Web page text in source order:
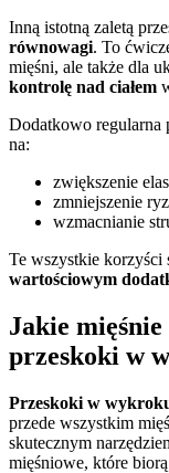
Inną istotną zaletą
równowagi. To
mięśni, ale także dla
kontrolę nad ciałem
Dodatkowo regularna
na:
zwiększenie
zmniejszenie
wzmacnianie
Te wszystkie korzyści
wartościowym
Jakie mięśnie
przeskoki w
Przeskoki w
przede wszystkim
skutecznym
mięśniowe, które